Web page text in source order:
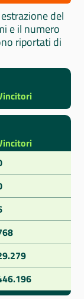
del
e il numero
riportati di